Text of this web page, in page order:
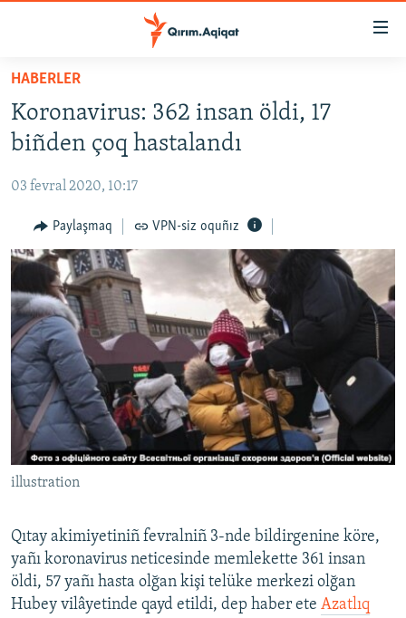
Esas
qaytmaq
Baş
qaytmaq
qaytmaq
SİYASET
İQTİSADİYAT
CEMİYET
MEDENİYET
İNSAN AQLARI
VİDEO
SÜRET
BLOGLAR
FİKİR
Русский
Українською
RFE/RS bütün saytları
HABERLER
Koronavirus: 362 insan öldi, 17
biñden çoq hastalandı
03 fevral 2020, 10:17
Paylaşmaq VPN-siz oquñız
illustration
Qıtay akimiyetiniñ fevralniñ 3-nde bildirgenine köre,
yañı koronavirus neticesinde memlekette 361 insan
öldi, 57 yañı hasta olğan kişi telüke merkezi olğan
Hubey vilâyetinde qayd etildi, dep haber ete Azatlıq